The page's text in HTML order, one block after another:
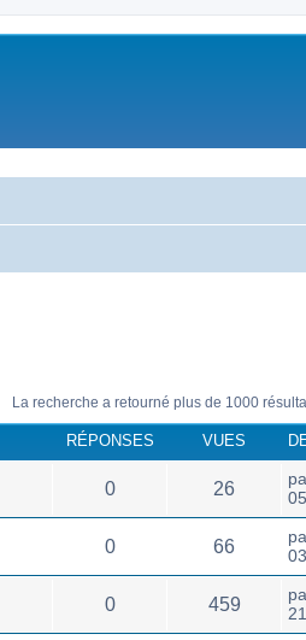
La recherche a retourné plus de 1000
RÉPONSES VUES
0 26
0 66
0 459